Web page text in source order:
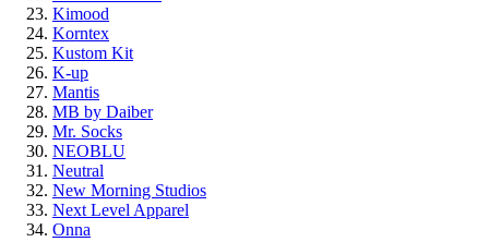
Kimood
Korntex
Kustom Kit
K-up
Mantis
MB by Daiber
Mr. Socks
NEOBLU
Neutral
New Morning Studios
Next Level Apparel
Onna